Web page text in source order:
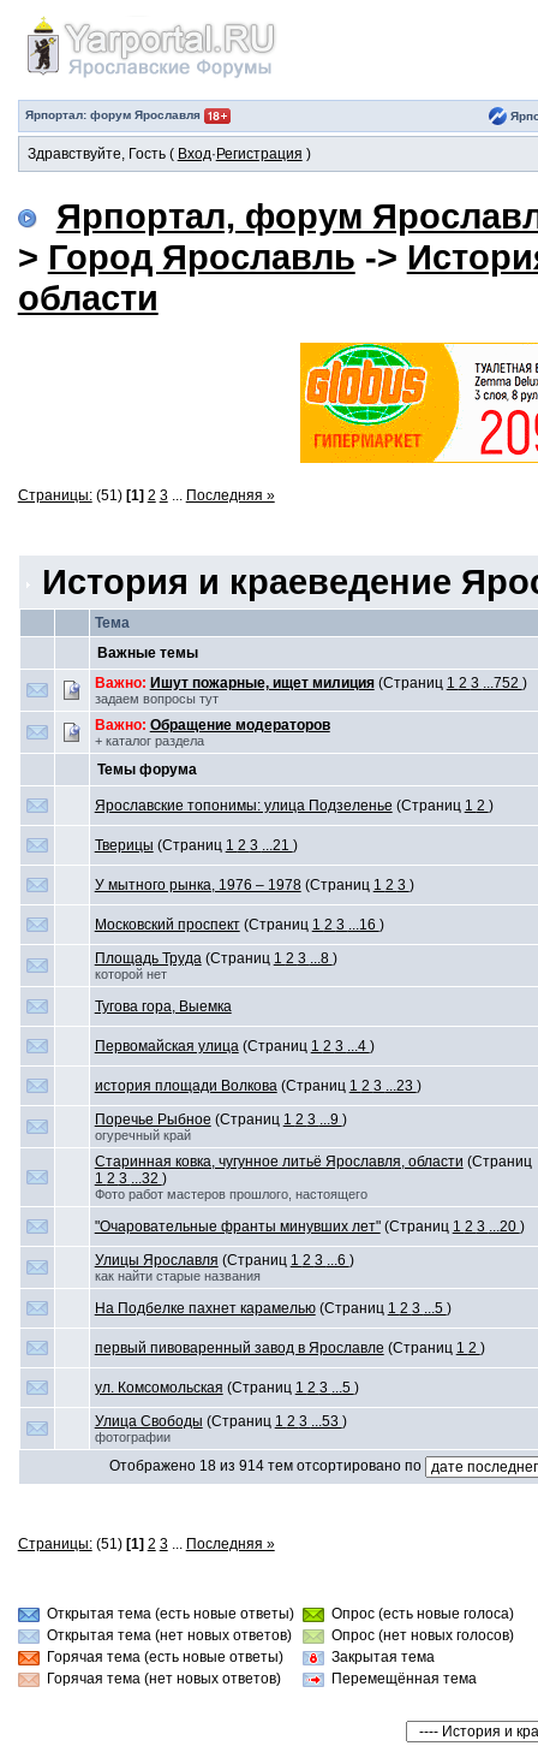
Ярпортал: форум Ярославля
Здравствуйте, Гость ( Вход· Регистрация )
Ярпортал, форум
> Город Ярославль ->
области
Страницы:(51) [1] 2 3... Последняя »
История и краеведение
Тема
Важные темы
Важно: Ишут пожарные, ищет милиция (Страниц 1 2 3 ...752 )
задаем вопросы тут
Важно: Обращение модераторов
+ каталог раздела
Темы форума
Ярославские топонимы: улица Подзеленье (Страниц 1 2 )
Тверицы (Страниц 1 2 3 ...21 )
У мытного рынка, 1976 – 1978 (Страниц 1 2 3 )
Московский проспект (Страниц 1 2 3 ...16 )
Площадь Труда (Страниц 1 2 3 ...8 )
которой нет
Тугова гора, Выемка
Первомайская улица (Страниц 1 2 3 ...4 )
история площади Волкова (Страниц 1 2 3 ...23 )
Поречье Рыбное (Страниц 1 2 3 ...9 )
огуречный край
Старинная ковка, чугунное литьё Ярославля, области (Страниц
1 2 3 ...32 )
Фото работ мастеров прошлого, настоящего
"Очаровательные франты минувших лет" (Страниц 1 2 3 ...20 )
Улицы Ярославля (Страниц 1 2 3 ...6 )
как найти старые названия
На Подбелке пахнет карамелью (Страниц 1 2 3 ...5 )
первый пивоваренный завод в Ярославле (Страниц 1 2 )
ул. Комсомольская (Страниц 1 2 3 ...5 )
Улица Свободы (Страниц 1 2 3 ...53 )
фотографии
Отображено 18 из 914 тем отсортировано по
Страницы:(51) [1] 2 3... Последняя »
Открытая тема (есть новые ответы)
Открытая тема (нет новых ответов)
Горячая тема (есть новые ответы)
Горячая тема (нет новых ответов)
Опрос (есть новые голоса)
Опрос (нет новых голосов)
Закрытая тема
Перемещённая тема